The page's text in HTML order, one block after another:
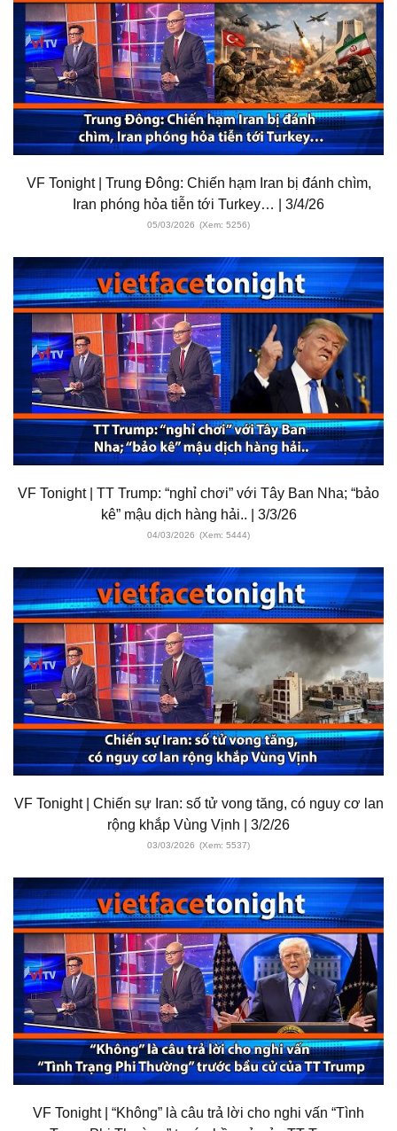
VF Tonight | Trung Đông: Chiến hạm Iran bị đánh chìm,
Iran phóng hỏa tiễn tới Turkey… | 3/4/26
05/03/2026 (Xem: 5256)
VF Tonight | TT Trump: “nghỉ chơi” với Tây Ban Nha; “bảo
kê” mậu dịch hàng hải.. | 3/3/26
04/03/2026 (Xem: 5444)
VF Tonight | Chiến sự Iran: số tử vong tăng, có nguy cơ lan
rộng khắp Vùng Vịnh | 3/2/26
03/03/2026 (Xem: 5537)
VF Tonight | “Không” là câu trả lời cho nghi vấn “Tình